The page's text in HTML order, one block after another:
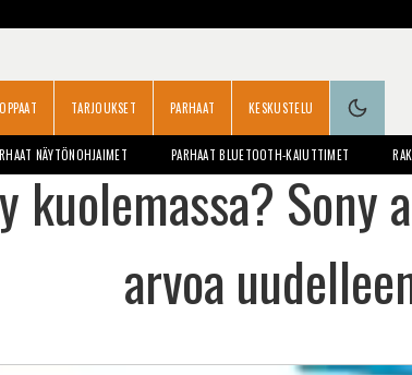
OPPAAT TARJOUKSET PARHAAT KESKUSTELU
NÄYTÖNOHJAIMET PARHAAT BLUETOOTH-KAIUTTIMET
kuolemassa? Sony
arvoa